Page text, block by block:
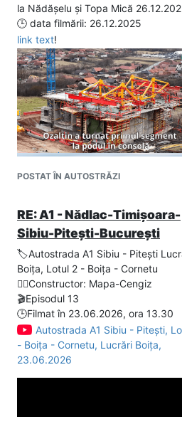
la Nădășelu și Topa Mică
🕒 data filmării: 26.12.2025
link text!
POSTAT ÎN AUTOSTRĂZI
RE: A1 - Nădlac-Timișoara-
Sibiu-Pitești-București
🏷️Autostrada A1 Sibiu - Pitești
Boița, Lotul 2 - Boița - Cornetu
👷‍♂️Constructor: Mapa-Cengiz
🎬Episodul 13
🕒Filmat în 23.06.2026, ora 13.30
Autostrada A1 Sibiu - Pitești,
- Boița - Cornetu, Lucrări Boița,
23.06.2026